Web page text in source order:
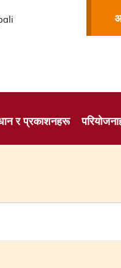
र प्रकाशनहरू